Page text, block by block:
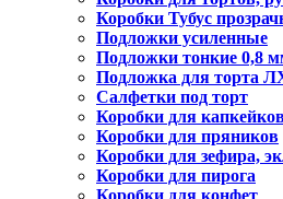
Коробки Тубус
Подложки усиленные
Подложки тонкие 0,8
Подложка для торта
Салфетки под торт
Коробки для
Коробки для пряников
Коробки для зефира,
Коробки для пирога
Коробки для конфет